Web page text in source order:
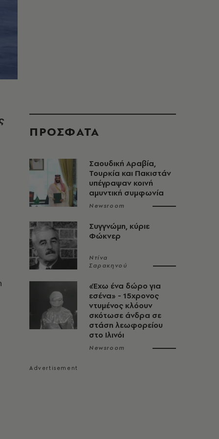
ΠΡΟΣΦΑΤΑ
Σαουδική Αραβία,
Τουρκία και Πακιστάν
υπέγραψαν κοινή
αμυντική συμφωνία
Newsroom
Συγγνώμη, κύριε
Φώκνερ
Ντίνα
Σαρακηνού
«Έχω ένα δώρο για
εσένα» - 15χρονος
ντυμένος κλόουν
σκότωσε άνδρα σε
στάση λεωφορείου
στο Ιλινόι
Newsroom